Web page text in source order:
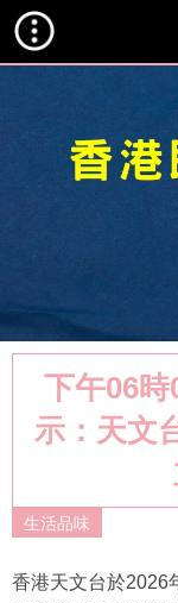
下午06
示：天文
生活品味
香港天文台於2026